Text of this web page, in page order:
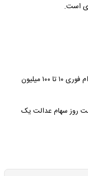
است.
وام برای یارانه بگیران بدون ضامن | وام فوری ۱۰ تا ۱۰۰ میلیون
روز سهام عدالت یک